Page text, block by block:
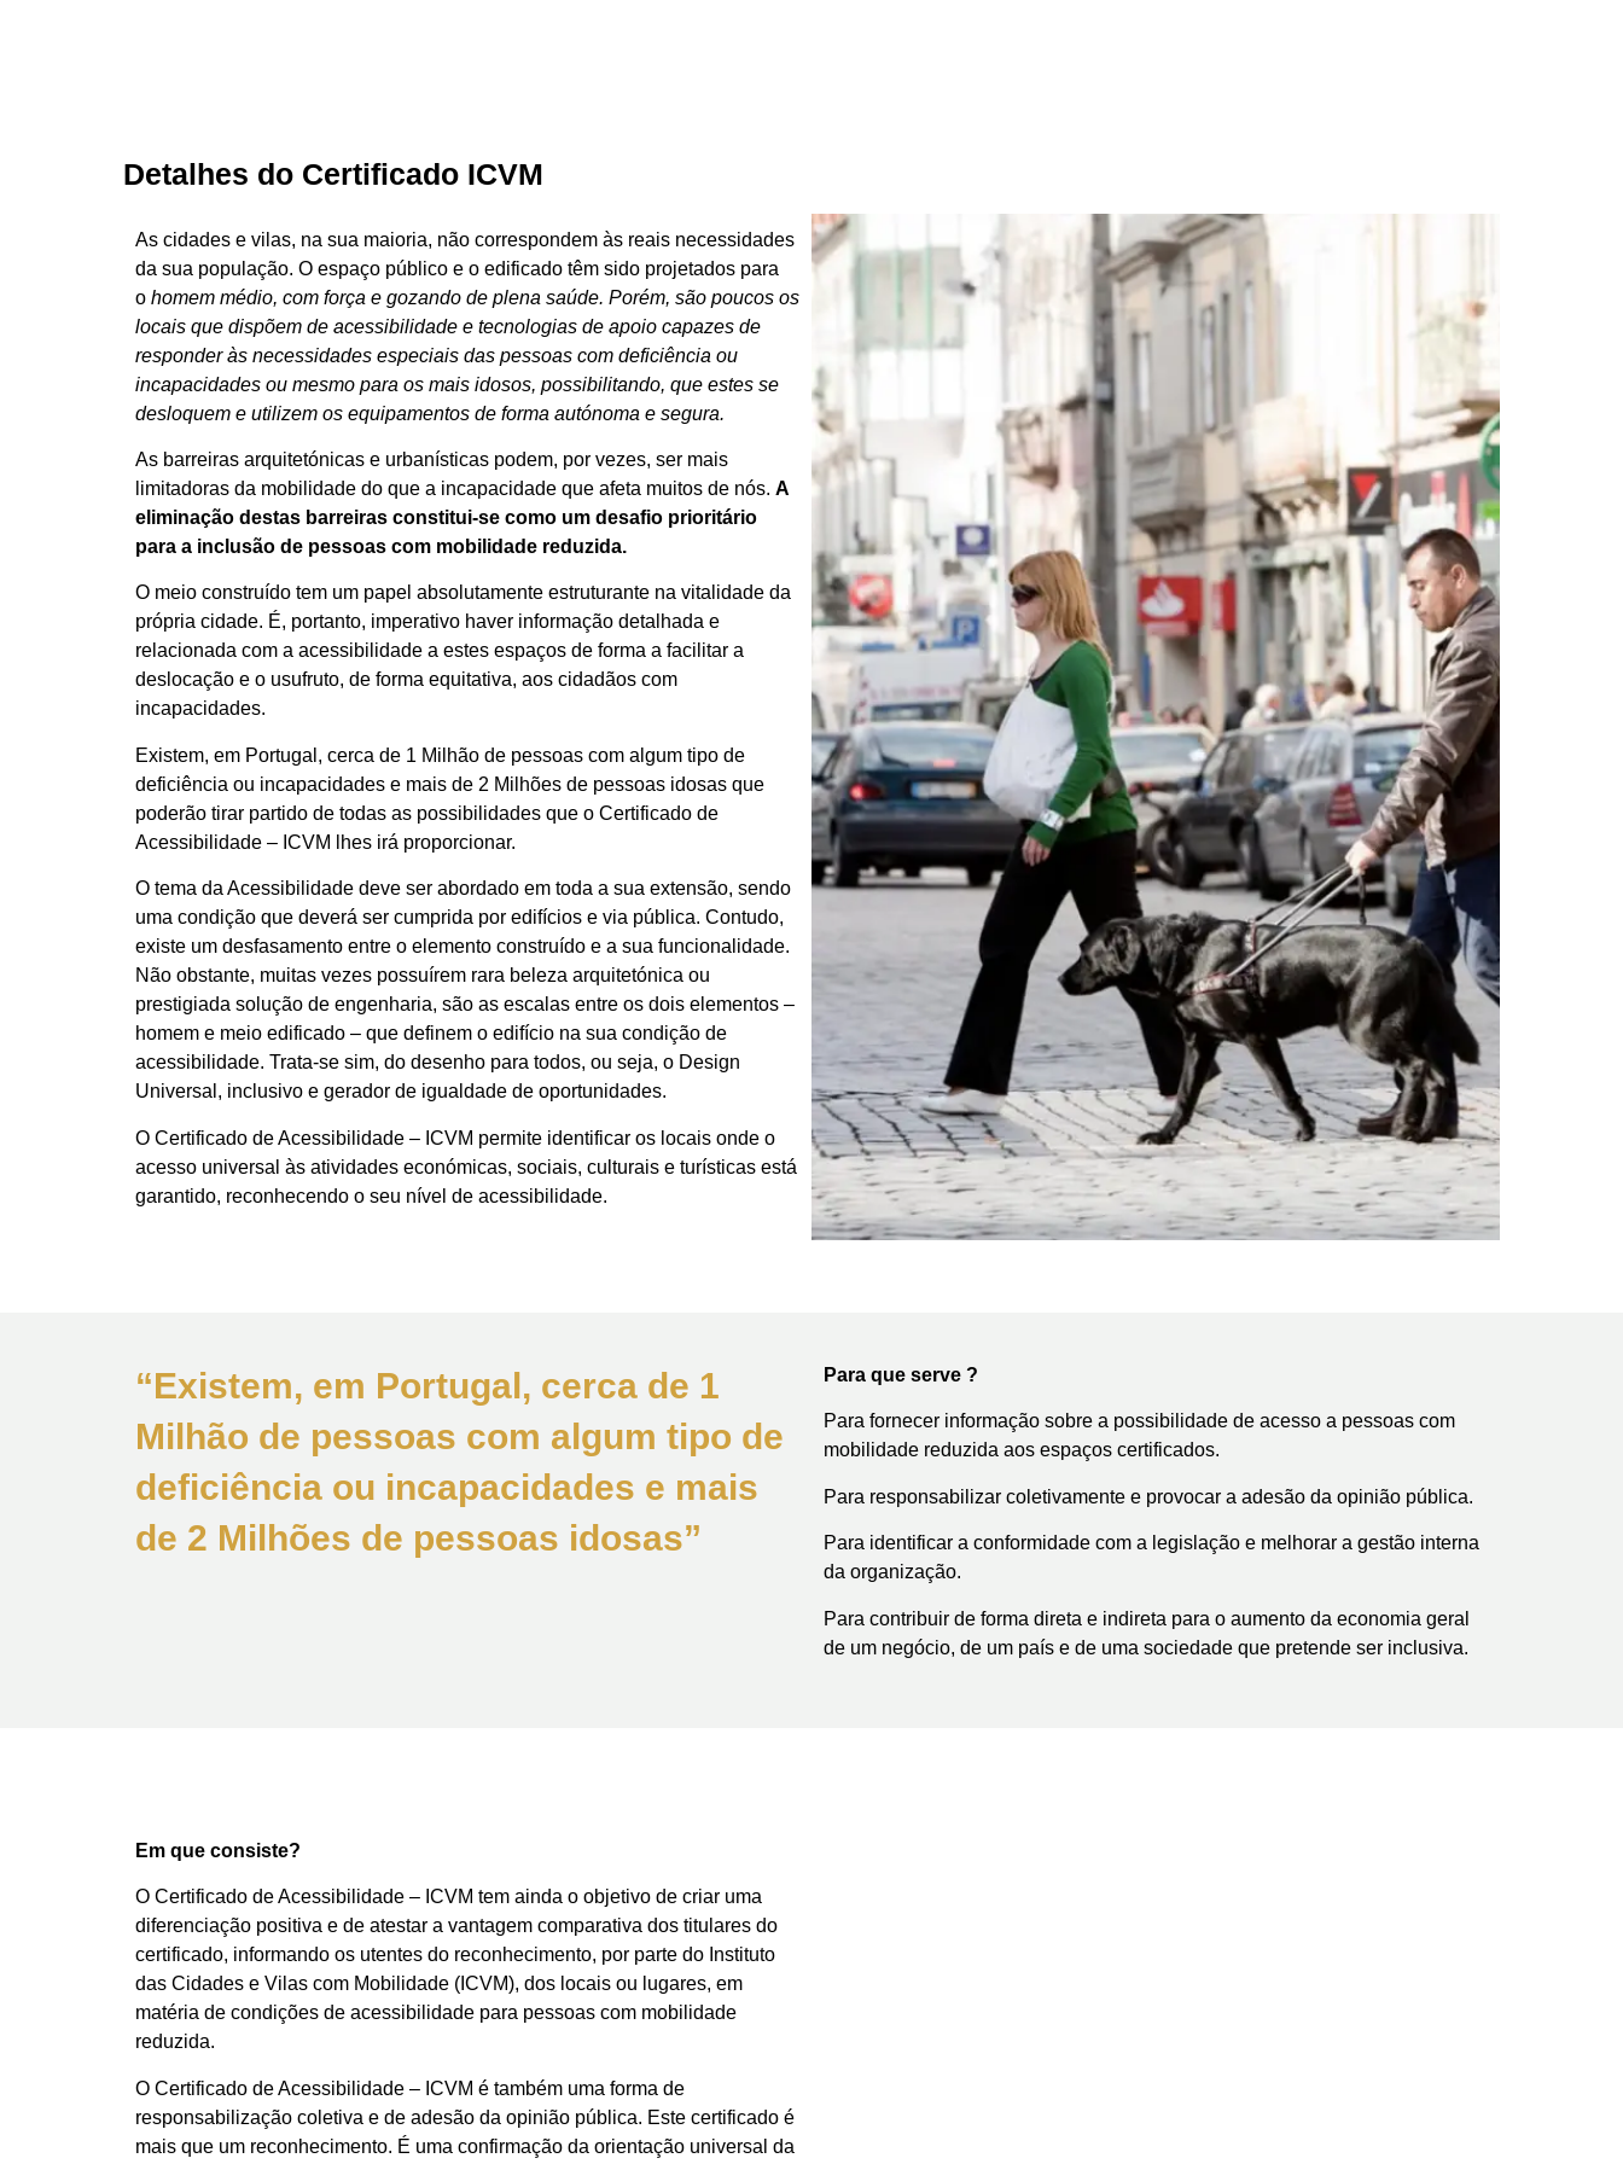
Detalhes do Certificado ICVM
As cidades e vilas, na sua maioria, não correspondem às reais necessidades
da sua população. O espaço público e o edificado têm sido projetados para
o homem médio, com força e gozando de plena saúde. Porém, são poucos os
locais que dispõem de acessibilidade e tecnologias de apoio capazes de
responder às necessidades especiais das pessoas com deficiência ou
incapacidades ou mesmo para os mais idosos, possibilitando, que estes se
desloquem e utilizem os equipamentos de forma autónoma e segura.
As barreiras arquitetónicas e urbanísticas podem, por vezes, ser mais
limitadoras da mobilidade do que a incapacidade que afeta muitos de nós. A
eliminação destas barreiras constitui-se como um desafio prioritário
para a inclusão de pessoas com mobilidade reduzida.
O meio construído tem um papel absolutamente estruturante na vitalidade da
própria cidade. É, portanto, imperativo haver informação detalhada e
relacionada com a acessibilidade a estes espaços de forma a facilitar a
deslocação e o usufruto, de forma equitativa, aos cidadãos com
incapacidades.
Existem, em Portugal, cerca de 1 Milhão de pessoas com algum tipo de
deficiência ou incapacidades e mais de 2 Milhões de pessoas idosas que
poderão tirar partido de todas as possibilidades que o Certificado de
Acessibilidade – ICVM lhes irá proporcionar.
O tema da Acessibilidade deve ser abordado em toda a sua extensão, sendo
uma condição que deverá ser cumprida por edifícios e via pública. Contudo,
existe um desfasamento entre o elemento construído e a sua funcionalidade.
Não obstante, muitas vezes possuírem rara beleza arquitetónica ou
prestigiada solução de engenharia, são as escalas entre os dois elementos –
homem e meio edificado – que definem o edifício na sua condição de
acessibilidade. Trata-se sim, do desenho para todos, ou seja, o Design
Universal, inclusivo e gerador de igualdade de oportunidades.
O Certificado de Acessibilidade – ICVM permite identificar os locais onde o
acesso universal às atividades económicas, sociais, culturais e turísticas está
garantido, reconhecendo o seu nível de acessibilidade.
“Existem, em Portugal, cerca de 1
Milhão de pessoas com algum tipo de
deficiência ou incapacidades e mais
de 2 Milhões de pessoas idosas”
Para que serve ?
Para fornecer informação sobre a possibilidade de acesso a pessoas com
mobilidade reduzida aos espaços certificados.
Para responsabilizar coletivamente e provocar a adesão da opinião pública.
Para identificar a conformidade com a legislação e melhorar a gestão interna
da organização.
Para contribuir de forma direta e indireta para o aumento da economia geral
de um negócio, de um país e de uma sociedade que pretende ser inclusiva.
Em que consiste?
O Certificado de Acessibilidade – ICVM tem ainda o objetivo de criar uma
diferenciação positiva e de atestar a vantagem comparativa dos titulares do
certificado, informando os utentes do reconhecimento, por parte do Instituto
das Cidades e Vilas com Mobilidade (ICVM), dos locais ou lugares, em
matéria de condições de acessibilidade para pessoas com mobilidade
reduzida.
O Certificado de Acessibilidade – ICVM é também uma forma de
responsabilização coletiva e de adesão da opinião pública. Este certificado é
mais que um reconhecimento. É uma confirmação da orientação universal da